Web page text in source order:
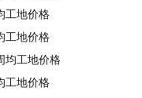
工地价格
工地价格
均工地价格
工地价格